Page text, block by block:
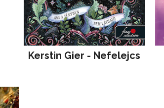
Kerstin Gier - Nefelejcs